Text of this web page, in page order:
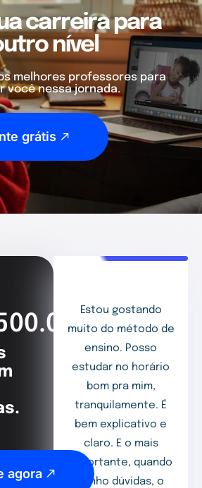
carreira para
nível
melhores professores para
você nessa jornada.
grátis
agora
Estou gostando
muito do método de
ensino. Posso
estudar no horário
bom pra mim,
tranquilamente. É
bem explicativo e
claro. E o mais
importante, quando
tenho dúvidas, o